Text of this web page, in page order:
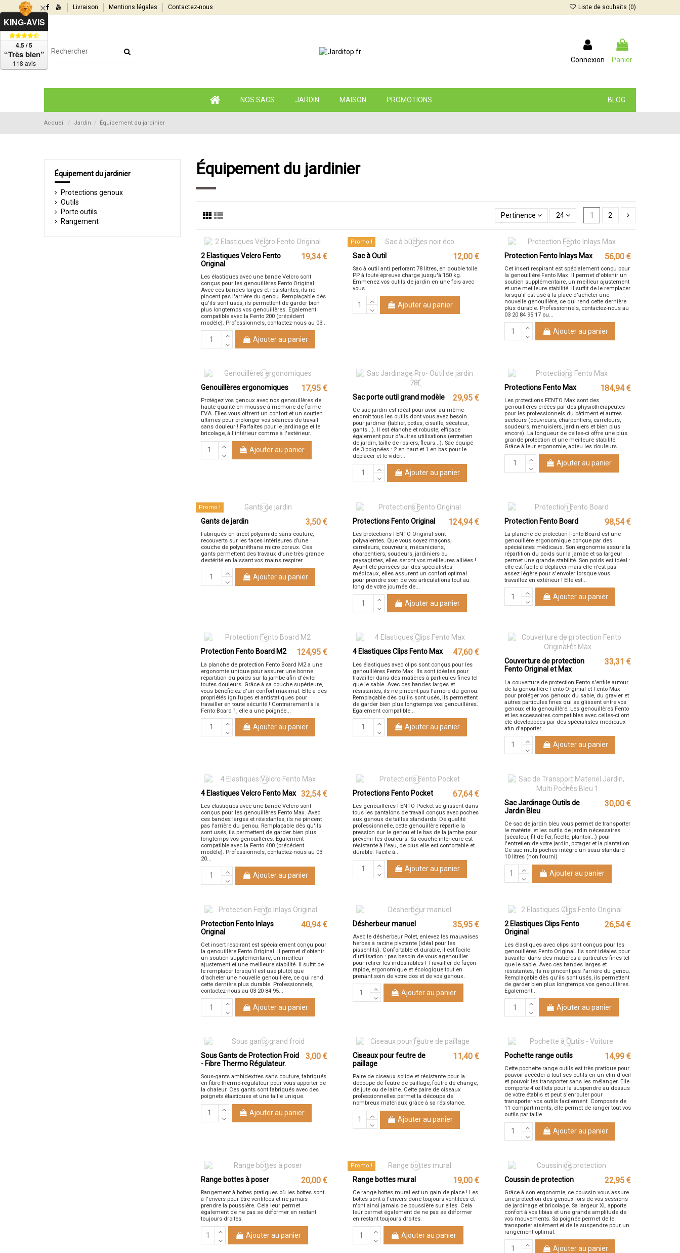
Livraison Mentions légales Contactez-nous Liste de souhaits (0)
Connexion Panier
NOS SACS JARDIN MAISON PROMOTIONS BLOG
Accueil Jardin Équipement du jardinier
Équipement du jardinier
Pertinence 24 1 2
2 Elastiques Velcro Fento
Original
19,34 €
Les élastiques avec une bande Velcro sont
conçus pour les genouillères Fento Original.
Avec ces bandes larges et résistantes, ils ne
pincent pas l'arrière du genou. Remplaçable dès
qu'ils sont usés, ils permettent de garder bien
plus longtemps vos genouillères. Egalement
compatible avec la Fento 200 (précédent
modèle). Professionnels, contactez-nous au 03...
Ajouter au panier
Promo !
Sac à Outil 12,00 €
Sac à outil anti perforant 78 litres, en double toile
PP à toute épreuve charge jusqu'à 150 kg.
Emmenez vos outils de jardin en une fois avec
vous.
Ajouter au panier
Protection Fento Inlays Max 56,00 €
Cet insert respirant est spécialement conçu pour
la genouillère Fento Max. Il permet d'obtenir un
soutien supplémentaire, un meilleur ajustement
et une meilleure stabilité. Il suffit de le remplacer
lorsqu'il est usé à la place d'acheter une
nouvelle genouillère, ce qui rend cette dernière
plus durable. Professionnels, contactez-nous au
03 20 84 95 17 ou...
Ajouter au panier
Genouillères ergonomiques 17,95 €
Protégez vos genoux avec nos genouillères de
haute qualité en mousse à mémoire de forme
EVA. Elles vous offrent un confort et un soutien
ultimes pour prolonger vos séances de travail
sans douleur ! Parfaites pour le jardinage et le
bricolage, à l'intérieur comme à l'extérieur.
Ajouter au panier
Sac porte outil grand modèle 29,95 €
Ce sac jardin est idéal pour avoir au même
endroit tous les outils dont vous avez besoin
pour jardiner (tablier, bottes, cisaille, sécateur,
gants...). Il est étanche et robuste, efficace
également pour d'autres utilisations (entretien
de jardin, taille de rosiers, fleurs...). Sac équipé
de 3 poignées : 2 en haut et 1 en bas pour le
déplacer et le vider...
Ajouter au panier
Protections Fento Max 184,94 €
Les protections FENTO Max sont des
genouillères créées par des physiothérapeutes
pour les professionnels du bâtiment et autres
secteurs (couvreurs, charpentiers, carreleurs,
soudeurs, menuisiers, jardiniers et bien plus
encore). La longueur de celles-ci offre une plus
grande protection et une meilleure stabilité.
Grâce à leur ergonomie, adieu les douleurs...
Ajouter au panier
Promo !
Gants de jardin 3,50 €
Fabriqués en tricot polyamide sans couture,
recouverts sur les faces intérieures d’une
couche de polyuréthane micro poreux. Ces
gants permettent des travaux d’une très grande
dextérité en laissant vos mains respirer.
Ajouter au panier
Protections Fento Original 124,94 €
Les protections FENTO Original sont
polyvalentes. Que vous soyez maçons,
carreleurs, couvreurs, mécaniciens,
charpentiers, soudeurs, jardiniers ou
paysagistes, elles seront vos meilleures alliées !
Ayant été pensées par des spécialistes
médicaux, elles assurent un confort optimal
pour prendre soin de vos articulations tout au
long de votre journée de...
Ajouter au panier
Protection Fento Board 98,54 €
La planche de protection Fento Board est une
genouillère ergonomique conçue par des
spécialistes médicaux. Son ergonomie assure la
répartition du poids sur la jambe et sa largeur
permet une grande stabilité. Son poids est idéal :
elle est facile à déplacer mais elle n'est pas
assez légère pour s'envoler lorsque vous
travaillez en extérieur ! Elle est...
Ajouter au panier
Protection Fento Board M2 124,95 €
La planche de protection Fento Board M2 a une
ergonomie unique pour assurer une bonne
répartition du poids sur la jambe afin d'éviter
toutes douleurs. Grâce à sa couche supérieure,
vous bénéficiez d'un confort maximal. Elle a des
propriétés ignifuges et antistatiques pour
travailler en toute sécurité ! Contrairement à la
Fento Board 1, elle a une poignée...
Ajouter au panier
4 Elastiques Clips Fento Max 47,60 €
Les élastiques avec clips sont conçus pour les
genouillères Fento Max. Ils sont idéales pour
travailler dans des matières à particules fines tel
que le sable. Avec ces bandes larges et
résistantes, ils ne pincent pas l'arrière du genou.
Remplaçable dès qu'ils sont usés, ils permettent
de garder bien plus longtemps vos genouillères.
Egalement compatible...
Ajouter au panier
Couverture de protection
Fento Original et Max
33,31 €
La couverture de protection Fento s'enfile autour
de la genouillère Fento Orginial et Fento Max
pour protéger vos genoux du sable, du gravier et
autres particules fines qui se glissent entre vos
genoux et la genouillère. Les genouillères Fento
et les accessoires compatibles avec celles-ci ont
été développées par des spécialistes médicaux
afin d'apporter...
Ajouter au panier
4 Elastiques Velcro Fento Max 32,54 €
Les élastiques avec une bande Velcro sont
conçus pour les genouillères Fento Max. Avec
ces bandes larges et résistantes, ils ne pincent
pas l'arrière du genou. Remplaçable dès qu'ils
sont usés, ils permettent de garder bien plus
longtemps vos genouillères. Egalement
compatible avec la Fento 400 (précédent
modèle). Professionnels, contactez-nous au 03
20...
Ajouter au panier
Protections Fento Pocket 67,64 €
Les genouillères FENTO Pocket se glissent dans
tous les pantalons de travail conçus avec poches
aux genoux de tailles standards. De qualité
professionnelle, cette genouillère répartie la
pression sur le genou et le bas de la jambe pour
prévenir les douleurs. Sa couche intérieure est
résistante à l'eau, de plus elle est confortable et
durable. Facile à...
Ajouter au panier
Sac Jardinage Outils de
Jardin Bleu
30,00 €
Ce sac de jardin bleu vous permet de transporter
le matériel et les outils de jardin nécessaires
(sécateur, fil de fer, ficelle, plantoir...) pour
l'entretien de votre jardin, potager et la plantation.
Ce sac multi poches intègre un seau standard
10 litres (non fourni)
Ajouter au panier
Protection Fento Inlays
Original
40,94 €
Cet insert respirant est spécialement conçu pour
la genouillère Fento Original. Il permet d'obtenir
un soutien supplémentaire, un meilleur
ajustement et une meilleure stabilité. Il suffit de
le remplacer lorsqu'il est usé plutôt que
d'acheter une nouvelle genouillère, ce qui rend
cette dernière plus durable. Professionnels,
contactez-nous au 03 20 84 95...
Ajouter au panier
Désherbeur manuel 35,95 €
Avec le désherbeur Polet, enlevez les mauvaises
herbes à racine pivotante (idéal pour les
pissenlits). Confortable et durable, il est facile
d'utilisation : pas besoin de vous agenouiller
pour retirer les indésirables ! Travailler de façon
rapide, ergonomique et écologique tout en
prenant soin de votre dos et de vos genoux.
Ajouter au panier
2 Elastiques Clips Fento
Original
26,54 €
Les élastiques avec clips sont conçus pour les
genouillères Fento Original. Ils sont idéales pour
travailler dans des matières à particules fines tel
que le sable. Avec ces bandes larges et
résistantes, ils ne pincent pas l'arrière du genou.
Remplaçable dès qu'ils sont usés, ils permettent
de garder bien plus longtemps vos genouillères.
Egalement...
Ajouter au panier
Sous Gants de Protection Froid
- Fibre Thermo Régulateur.
3,00 €
Sous-gants ambidextres sans couture, fabriqués
en fibre thermo-regulateur pour vous apporter de
la chaleur. Ces gants sont fabriqués avec des
poignets élastiques et une taille unique.
Ajouter au panier
Ciseaux pour feutre de
paillage
11,40 €
Paire de ciseaux solide et résistante pour la
découpe de feutre de paillage, feutre de change,
de jute ou de laine. Cette paire de ciseaux
professionnelles permet la découpe de
nombreux matériaux grâce à sa résistance.
Ajouter au panier
Pochette range outils 14,99 €
Cette pochette range outils est très pratique pour
pouvoir accéder à tout ses outils en un clin d'oeil
et pouvoir les transporter sans les mélanger. Elle
comporte 4 œillets pour la suspendre au dessus
de votre établis et peut s'enrouler pour
transporter vos outils facilement. Composée de
11 compartiments, elle permet de ranger tout vos
outils par taille...
Ajouter au panier
Range bottes à poser 20,00 €
Rangement à bottes pratiques où les bottes sont
à l'envers pour être ventilées et ne jamais
prendre la poussière. Cela leur permet
également de ne pas se déformer en restant
toujours droites.
Ajouter au panier
Promo !
Range bottes mural 19,00 €
Ce range bottes mural est un gain de place ! Les
bottes sont à l'envers donc toujours ventilées et
n'ont ainsi jamais de poussière sur elles. Cela
leur permet également de ne pas se déformer
en restant toujours droites.
Ajouter au panier
Coussin de protection 22,95 €
Grâce à son ergonomie, ce coussin vous assure
une protection des genoux lors de vos sessions
de jardinage et bricolage. Sa largeur XL apporte
confort à vos tibias et une grande amplitude de
vos mouvements. Sa poignée permet de le
transporter aisément et de le suspendre pour un
rangement optimal.
Ajouter au panier
Équipement du jardinier
Protections genoux
Outils
Porte outils
Rangement
KING-AVIS
4.5 / 5
“Très bien”
118 avis